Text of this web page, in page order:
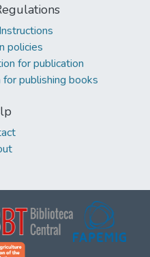
policies
for publication
publishing books